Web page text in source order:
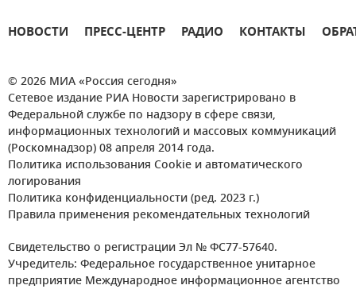
НОВОСТИ ПРЕСС-ЦЕНТР РАДИО КОНТАКТЫ
© 2026 МИА «Россия сегодня»
Сетевое издание РИА Новости зарегистрировано в
Федеральной службе по надзору в сфере связи,
информационных технологий и массовых коммуникаций
(Роскомнадзор) 08 апреля 2014 года.
Политика использования Cookie и автоматического
логирования
Политика конфиденциальности (ред. 2023 г.)
Правила применения рекомендательных технологий
Свидетельство о регистрации Эл № ФС77-57640.
Учредитель: Федеральное государственное унитарное
предприятие Международное информационное агентство